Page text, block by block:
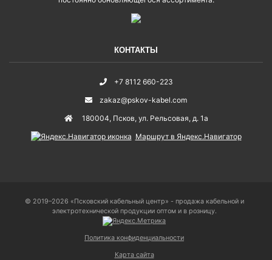
КОНТАКТЫ
+7 8112 660-223
zakaz@pskov-kabel.com
180004, Псков, ул. Рельсовая, д. 1а
Маршрут в Яндекс.Навигатор
© 2019–2026 «Псковский кабельный центр» - продажа кабельной и
электротехнической продукции оптом и в розницу.
Политика конфиденциальности
Карта сайта